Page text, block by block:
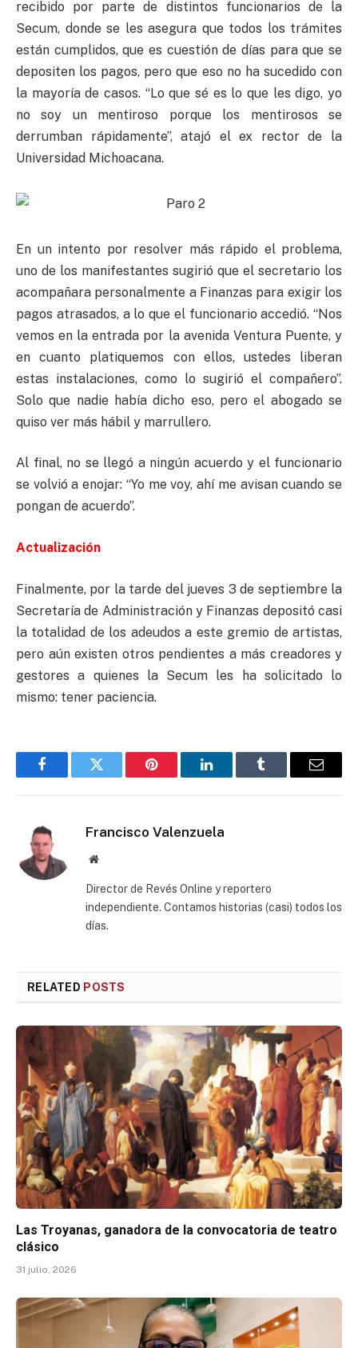
recibido por parte de distintos funcionarios de la
Secum, donde se les asegura que todos los trámites
están cumplidos, que es cuestión de días para que se
depositen los pagos, pero que eso no ha sucedido con
la mayoría de casos. “Lo que sé es lo que les digo, yo
no soy un mentiroso porque los mentirosos se
derrumban rápidamente”, atajó el ex rector de la
Universidad Michoacana.
En un intento por resolver más rápido el problema,
uno de los manifestantes sugirió que el secretario los
acompañara personalmente a Finanzas para exigir los
pagos atrasados, a lo que el funcionario accedió. “Nos
vemos en la entrada por la avenida Ventura Puente, y
en cuanto platiquemos con ellos, ustedes liberan
estas instalaciones, como lo sugirió el compañero”.
Solo que nadie había dicho eso, pero el abogado se
quiso ver más hábil y marrullero.
Al final, no se llegó a ningún acuerdo y el funcionario
se volvió a enojar: “Yo me voy, ahí me avisan cuando se
pongan de acuerdo”.
Actualización
Finalmente, por la tarde del jueves 3 de septiembre la
Secretaría de Administración y Finanzas depositó casi
la totalidad de los adeudos a este gremio de artistas,
pero aún existen otros pendientes a más creadores y
gestores a quienes la Secum les ha solicitado lo
mismo: tener paciencia.
FacebookTwitter Pinterest LinkedInTumblr Email
Francisco Valenzuela
Website
Director de Revés Online y reportero
independiente. Contamos historias (casi) todos los
días.
RELATED POSTS
Las Troyanas, ganadora de la convocatoria de teatro
clásico
31 julio, 2026